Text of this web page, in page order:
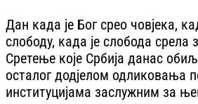
Дан када је Бог срео човјека,
слободу, када је слобода срела
Сретење које Србија данас
осталог додјелом одликовања
институцијама заслужним за